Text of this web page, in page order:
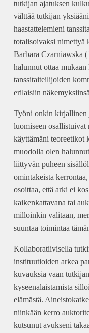
tutkijan ajatuksen
välttää tutkijan
haastattelemieni
totalisoivaksi nimettyä
Barbara Czarniawska
halunnut ottaa
tanssitaiteilijoiden
erilaisiin
Työni onkin kirjallinen
luomiseen osallistuivat
käyttämäni teoreetikot
muodolla olen
liittyvän puheen
omintakeista
osoittaa, että arki ei
kaikenkattavana tai
milloinkin valitaan,
suuntaa toimintaa
Kollaboratiivisella
instituutioiden arkea
kuvauksia vaan
kyseenalaistamista
elämästä.
niinkään kerro
kutsunut avukseni